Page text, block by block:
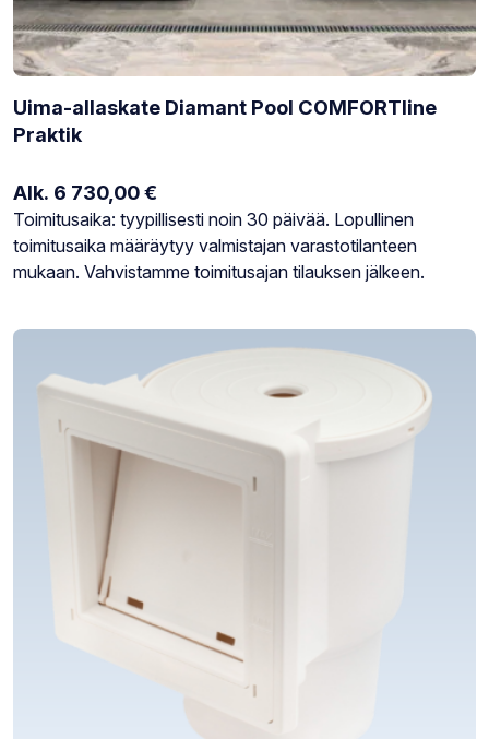
Uima-allaskate Diamant Pool COMFORTline
Praktik
Alk. 6 730,00€
Varastotilanne:
Toimitusaika: tyypillisesti noin 30 päivää. Lopullinen
toimitusaika määräytyy valmistajan varastotilanteen
mukaan. Vahvistamme toimitusajan tilauksen jälkeen.